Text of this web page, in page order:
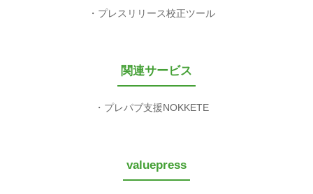
プレスリリース校正ツール
関連サービス
プレパブ支援NOKKETE
valuepress